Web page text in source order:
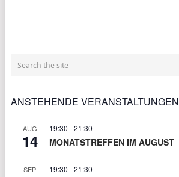
ANSTEHENDE VERANSTALTUNGEN
AUG
14
19:30 -21:30
MONATSTREFFEN IM AUGUST
SEP 19:30 -21:30